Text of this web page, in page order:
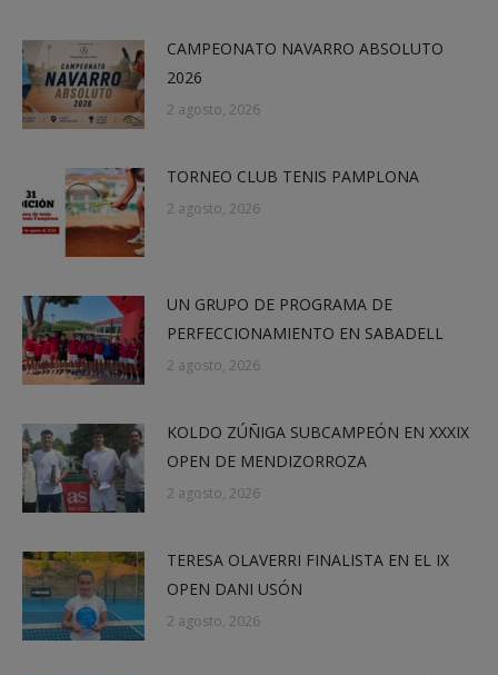
CAMPEONATO NAVARRO ABSOLUTO
2026
2 agosto, 2026
TORNEO CLUB TENIS PAMPLONA
2 agosto, 2026
UN GRUPO DE PROGRAMA DE
PERFECCIONAMIENTO EN SABADELL
2 agosto, 2026
KOLDO ZÚÑIGA SUBCAMPEÓN EN XXXIX
OPEN DE MENDIZORROZA
2 agosto, 2026
TERESA OLAVERRI FINALISTA EN EL IX
OPEN DANI USÓN
2 agosto, 2026